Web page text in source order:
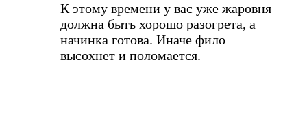
К этому времени у вас уже жаровня
должна быть хорошо разогрета, а
начинка готова. Иначе фило
высохнет и поломается.